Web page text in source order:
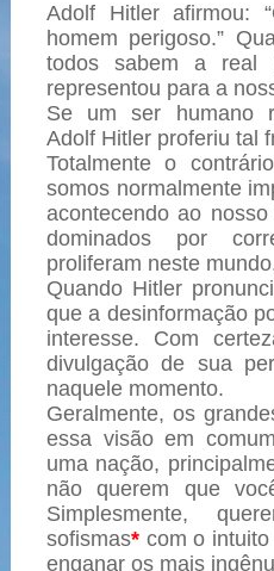
Adolf Hitler afirmou:
homem perigoso.”
todos sabem a real
representou para a
Se um ser humano
Adolf Hitler proferiu tal
Totalmente o
somos normalmente
acontecendo ao
dominados por
proliferam neste
Quando Hitler
que a desinformação
interesse. Com
divulgação de sua
naquele momento.
Geralmente, os
essa visão em
uma nação,
não querem que
Simplesmente,
sofismas* com o
enganar os mais